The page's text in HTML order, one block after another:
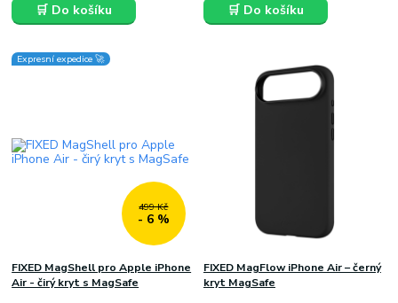
🛒 Do košíku 🛒 Do košíku
Expresní expedice 🚀
499 Kč
- 6 %
FIXED MagShell pro Apple iPhone
Air - čirý kryt s MagSafe
FIXED MagFlow iPhone Air – černý
kryt MagSafe